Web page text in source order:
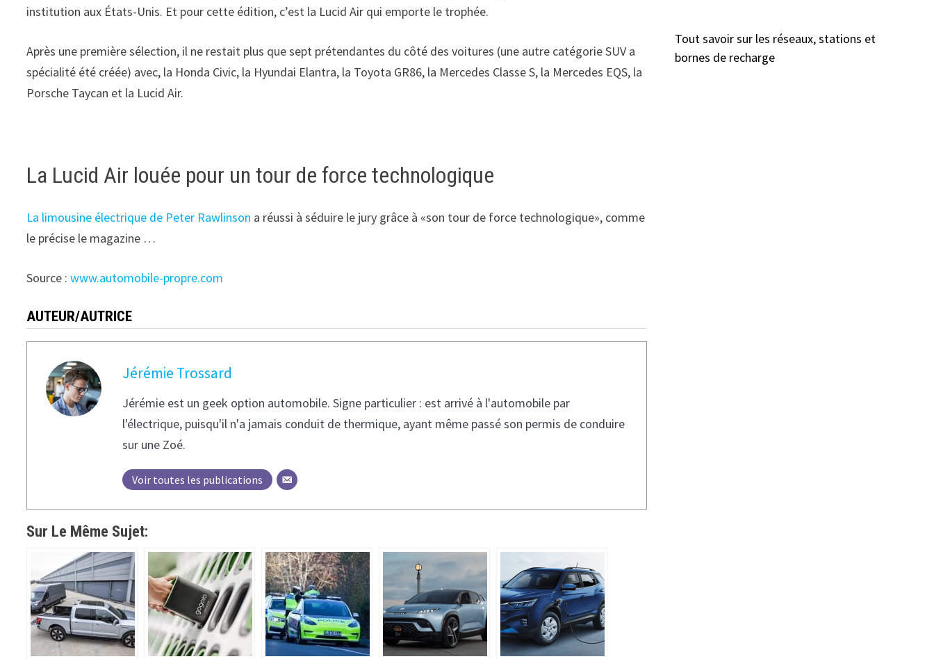
institution aux États-Unis. Et pour cette édition, c’est la Lucid Air qui emporte le trophée.
Après une première sélection, il ne restait plus que sept prétendantes du côté des voitures (une autre catégorie SUV a
spécialité été créée) avec, la Honda Civic, la Hyundai Elantra, la Toyota GR86, la Mercedes Classe S, la Mercedes EQS, la
Porsche Taycan et la Lucid Air.
La Lucid Air louée pour un tour de force technologique
La limousine électrique de Peter Rawlinson a réussi à séduire le jury grâce à «son tour de force technologique», comme
le précise le magazine …
Source :www.automobile-propre.com
AUTEUR/AUTRICE
Jérémie Trossard
Jérémie est un geek option automobile. Signe particulier : est arrivé à l'automobile par
l'électrique, puisqu'il n'a jamais conduit de thermique, ayant même passé son permis de conduire
sur une Zoé.
Voir toutes les publications
Sur Le Même Sujet:
Tout savoir sur les réseaux, stations et
bornes de recharge